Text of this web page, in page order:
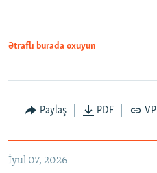
Ətraflı burada oxuyun
Paylaş PDF
İyul 07, 2026